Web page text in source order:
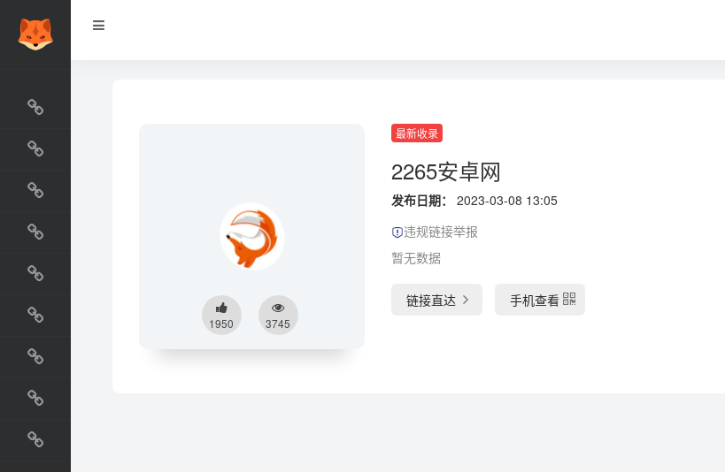
最新收录
网站资源榜
交流排行榜
金融排行榜
阅读排行榜
工具排行榜
设计排行榜
国外网站
生活
1950 3745
最新收录
2265安卓网
发布日期：
2023-03-08 13:05
违规链接举报
暂无数据
链接直达 手机查看